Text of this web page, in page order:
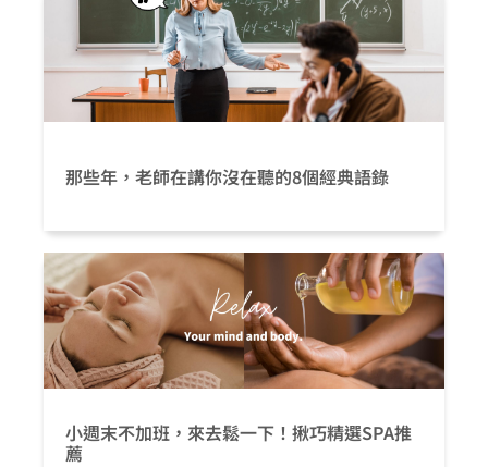
那些年，老師在講你沒在聽的8個經典語錄
小週末不加班，來去鬆一下！揪巧精選SPA推
薦